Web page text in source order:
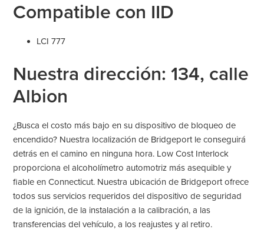
Compatible con IID
LCI 777
Nuestra dirección: 134, calle
Albion
¿Busca el costo más bajo en su dispositivo de bloqueo de
encendido? Nuestra localización de Bridgeport le conseguirá
detrás en el camino en ninguna hora. Low Cost Interlock
proporciona el alcoholímetro automotriz más asequible y
fiable en Connecticut. Nuestra ubicación de Bridgeport ofrece
todos sus servicios requeridos del dispositivo de seguridad
de la ignición, de la instalación a la calibración, a las
transferencias del vehículo, a los reajustes y al retiro.